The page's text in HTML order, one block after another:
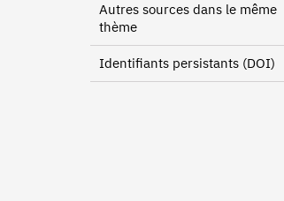
Autres sources dans le même
thème
Identifiants persistants (DOI)